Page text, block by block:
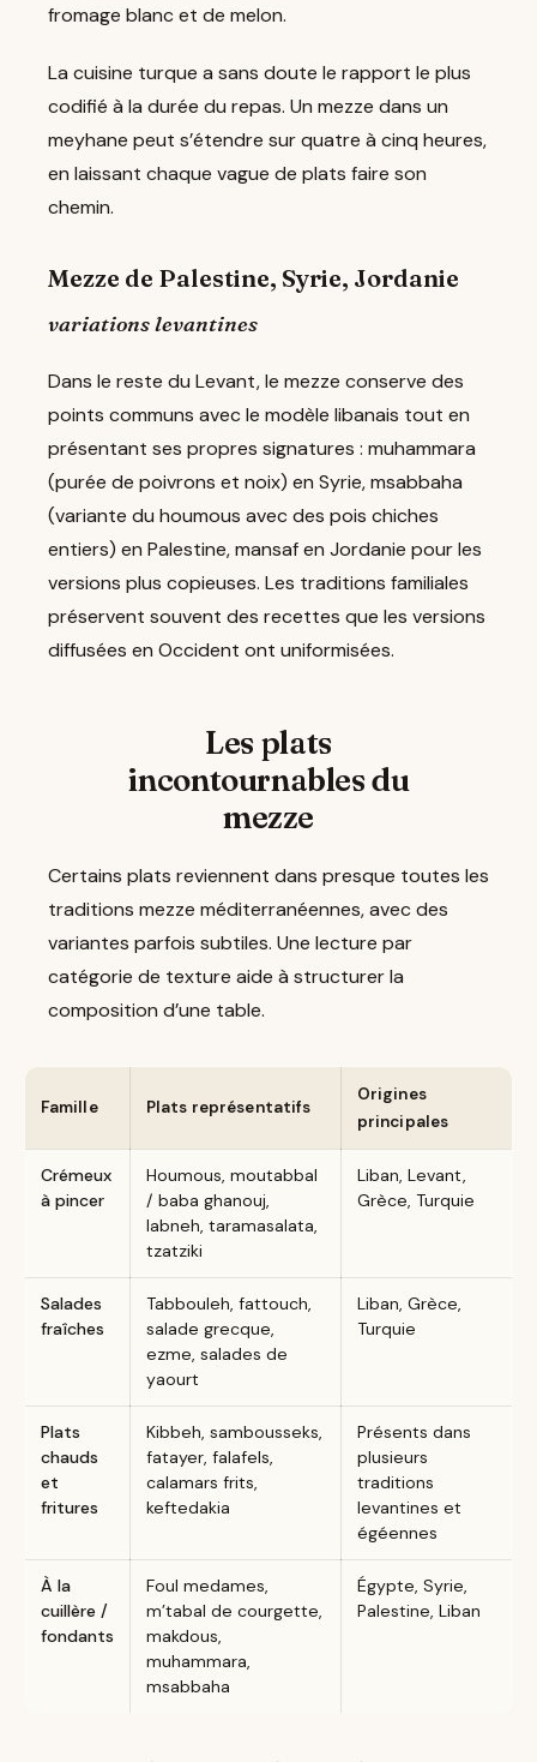
fromage blanc et de melon.
La cuisine turque a sans doute le rapport le plus
codifié à la durée du repas. Un mezze dans un
meyhane peut s’étendre sur quatre à cinq heures,
en laissant chaque vague de plats faire son
chemin.
Mezze de Palestine, Syrie, Jordanie
variations levantines
Dans le reste du Levant, le mezze conserve des
points communs avec le modèle libanais tout en
présentant ses propres signatures : muhammara
(purée de poivrons et noix) en Syrie, msabbaha
(variante du houmous avec des pois chiches
entiers) en Palestine, mansaf en Jordanie pour les
versions plus copieuses. Les traditions familiales
préservent souvent des recettes que les versions
diffusées en Occident ont uniformisées.
Les plats
incontournables du
mezze
Certains plats reviennent dans presque toutes les
traditions mezze méditerranéennes, avec des
variantes parfois subtiles. Une lecture par
catégorie de texture aide à structurer la
composition d’une table.
Famille Plats représentatifs
Origines
principales
Crémeux
à pincer
Houmous, moutabbal
/ baba ghanouj,
labneh, taramasalata,
tzatziki
Liban, Levant,
Grèce, Turquie
Salades
fraîches
Tabbouleh, fattouch,
salade grecque,
ezme, salades de
yaourt
Liban, Grèce,
Turquie
Plats
chauds
et
fritures
Kibbeh, sambousseks,
fatayer, falafels,
calamars frits,
keftedakia
Présents dans
plusieurs
traditions
levantines et
égéennes
À la
cuillère /
fondants
Foul medames,
m’tabal de courgette,
makdous,
muhammara,
msabbaha
Égypte, Syrie,
Palestine, Liban